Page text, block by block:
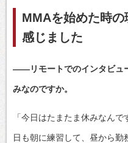
MMAを始めた時
感じました
――リモートでのインタビュ
みなのですか。
「今日はたまたま休みなん
日も朝に練習して、昼から